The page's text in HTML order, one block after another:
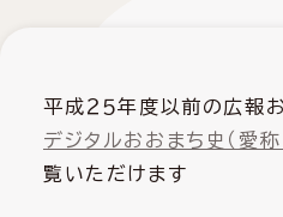
平成２５年度以前の広報お
デジタルおおまち史（愛称
覧いただけます